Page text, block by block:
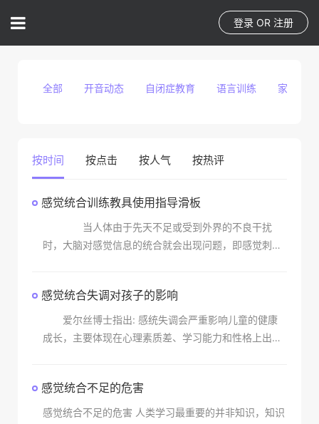
登录 OR 注册
全部 开音动态 自闭症教育 语言训练 家庭教育
按时间 按点击 按人气 按热评
感觉统合训练教具使用指导滑板
当人体由于先天不足或受到外界的不良干扰
时，大脑对感觉信息的统合就会出现问题，即感觉刺激
觉统合失调
感觉统合失调对孩子的影响
爱尔丝博士指出: 感统失调会严重影响儿童的健康
成长，主要体现在心理素质差、学习能力和性格上出现
来，影
感觉统合不足的危害
感觉统合不足的危害 人类学习最重要的并非知识，知识